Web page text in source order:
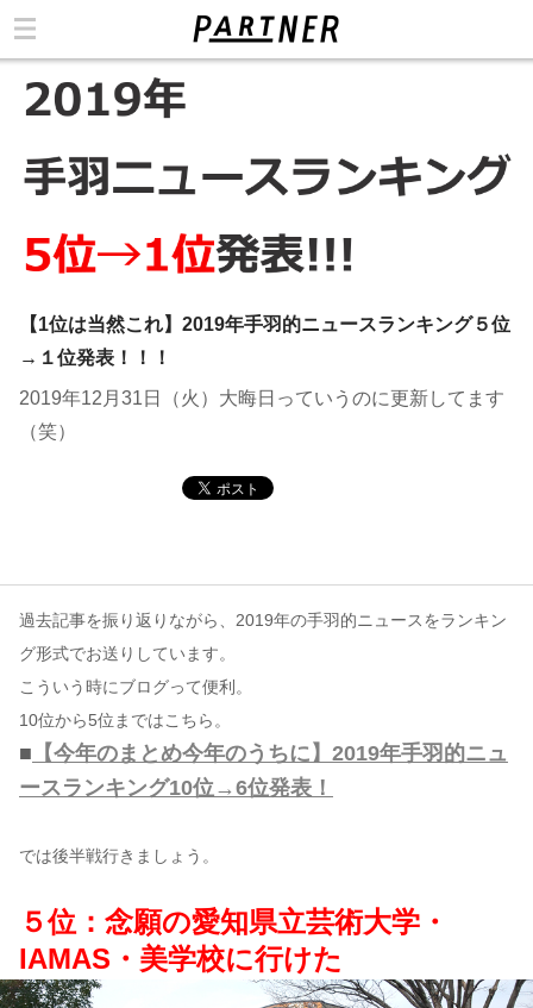
【1位は当然これ】2019年手羽的ニュースランキング５位
→１位発表！！！
2019年12月31日（火）大晦日っていうのに更新してます
（笑）
過去記事を振り返りながら、2019年の手羽的ニュースをランキン
グ形式でお送りしています。
こういう時にブログって便利。
10位から5位まではこちら。
■ 【今年のまとめ今年のうちに】2019年手羽的ニュ
ースランキング10位→6位発表！
では後半戦行きましょう。
５位：念願の愛知県立芸術大学・
IAMAS・美学校に行けた
コンテンツ
このサイトについて